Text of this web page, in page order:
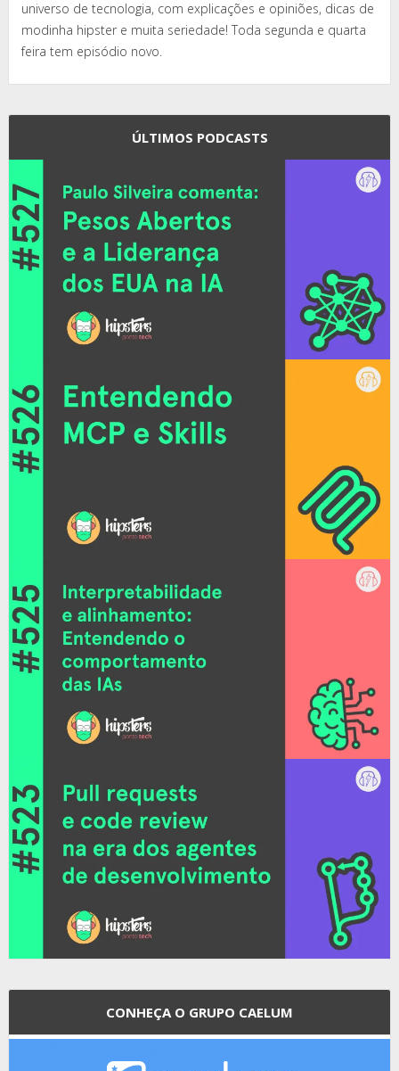
universo de tecnologia, com explicações e opiniões, dicas de
modinha hipster e muita seriedade! Toda segunda e quarta
feira tem episódio novo.
ÚLTIMOS PODCASTS
CONHEÇA O GRUPO CAELUM